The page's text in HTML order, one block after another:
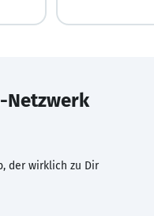
Netzwerk
der wirklich zu Dir